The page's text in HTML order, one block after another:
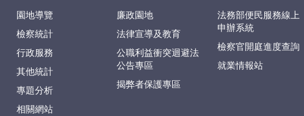
園地導覽
檢察統計
行政服務
其他統計
專題分析
相關網站
廉政園地
法律宣導及教育
公職利益衝突迴避法
公告專區
揭弊者保護專區
法務部便民服務線上
申辦系統
檢察官開庭進度查詢
就業情報站